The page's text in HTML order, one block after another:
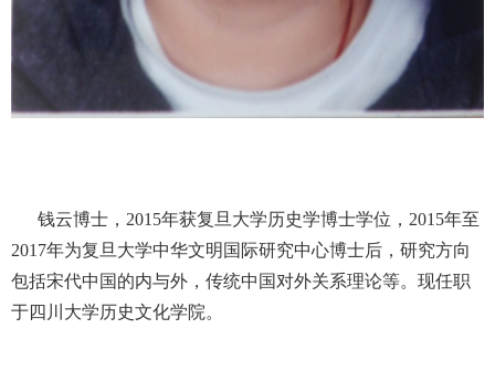
钱云博士， 2015年获复旦大学历史学博士学位，2015年至
2017年为复旦大学中华文明国际研究中心博士后 ， 研究方向
包括宋代中国的内与外 ， 传统中国对外关系理论等。现任职
于四川大学历史文化学院。